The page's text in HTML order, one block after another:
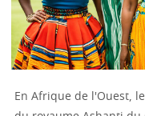
En Afrique de l'Ouest,